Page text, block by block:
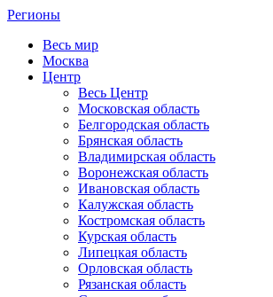
Регионы
Весь мир
Москва
Центр
Весь Центр
Московская область
Белгородская область
Брянская область
Владимирская область
Воронежская область
Ивановская область
Калужская область
Костромская область
Курская область
Липецкая область
Орловская область
Рязанская область